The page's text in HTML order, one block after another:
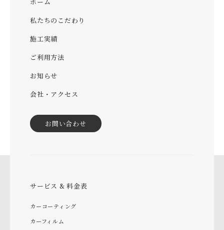
ホーム
私たちのこだわり
施工実績
ご利用方法
お知らせ
会社・アクセス
お問い合わせ
サービス & 料金表
カーコーティング
カーフィルム